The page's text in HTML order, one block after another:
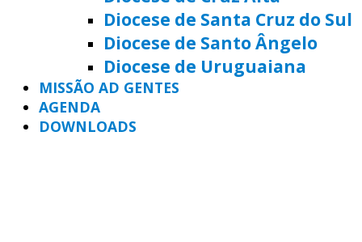
Diocese de Santa Cruz do Sul
Diocese de Santo Ângelo
Diocese de Uruguaiana
MISSÃO AD GENTES
AGENDA
DOWNLOADS